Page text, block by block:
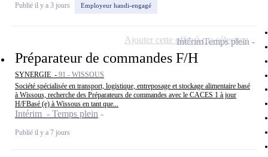
Publié il y a 3 jours Employeur handi-engagé
Préparateur de commandes F/H
SYNERGIE - 91 - WISSOUS
Société spécialisée en transport, logistique, entreposage et stockage alimentaire basé
à Wissous, recherche des Préparateurs de commandes avec le CACES 1 à jour
H/FBasé (e) à Wissous en tant que...
Intérim - Temps plein
Publié il y a 7 jours
IntérimTemps plein
Ajouter cette offre à ma sélection